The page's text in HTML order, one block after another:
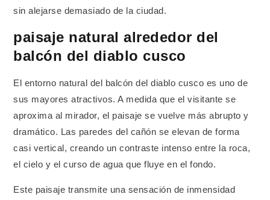
sin alejarse demasiado de la ciudad.
paisaje natural alrededor del
balcón del diablo cusco
El entorno natural del balcón del diablo cusco es uno de
sus mayores atractivos. A medida que el visitante se
aproxima al mirador, el paisaje se vuelve más abrupto y
dramático. Las paredes del cañón se elevan de forma
casi vertical, creando un contraste intenso entre la roca,
el cielo y el curso de agua que fluye en el fondo.
Este paisaje transmite una sensación de inmensidad